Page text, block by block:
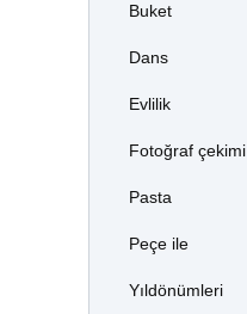
Buket
Dans
Evlilik
Fotoğraf çekimi
Pasta
Peçe ile
Yıldönümleri